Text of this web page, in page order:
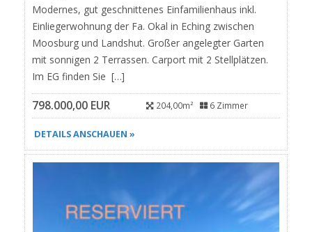
Modernes, gut geschnittenes Einfamilienhaus inkl.
Einliegerwohnung der Fa. Okal in Eching zwischen
Moosburg und Landshut. Großer angelegter Garten
mit sonnigen 2 Terrassen. Carport mit 2 Stellplätzen.
Im EG finden Sie […]
798.000,00 EUR 204,00m² 6 Zimmer
DETAILS ANSCHAUEN »